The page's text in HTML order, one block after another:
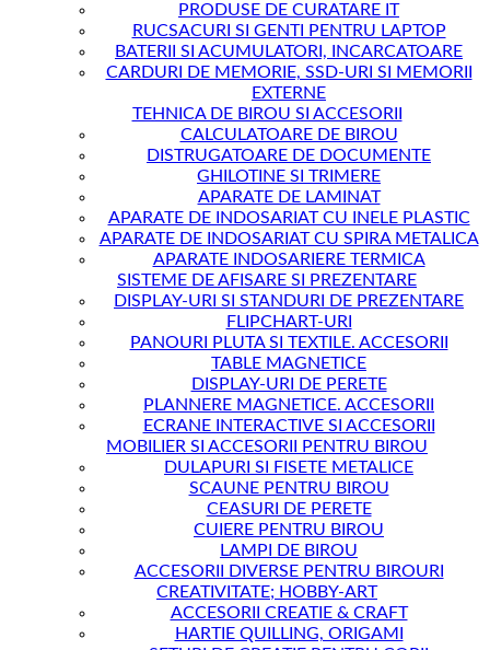
PRODUSE DE CURATARE IT
RUCSACURI SI GENTI PENTRU LAPTOP
BATERII SI ACUMULATORI, INCARCATOARE
CARDURI DE MEMORIE, SSD-URI SI MEMORII
EXTERNE
TEHNICA DE BIROU SI ACCESORII
CALCULATOARE DE BIROU
DISTRUGATOARE DE DOCUMENTE
GHILOTINE SI TRIMERE
APARATE DE LAMINAT
APARATE DE INDOSARIAT CU INELE PLASTIC
APARATE DE INDOSARIAT CU SPIRA METALICA
APARATE INDOSARIERE TERMICA
SISTEME DE AFISARE SI PREZENTARE
DISPLAY-URI SI STANDURI DE PREZENTARE
FLIPCHART-URI
PANOURI PLUTA SI TEXTILE. ACCESORII
TABLE MAGNETICE
DISPLAY-URI DE PERETE
PLANNERE MAGNETICE. ACCESORII
ECRANE INTERACTIVE SI ACCESORII
MOBILIER SI ACCESORII PENTRU BIROU
DULAPURI SI FISETE METALICE
SCAUNE PENTRU BIROU
CEASURI DE PERETE
CUIERE PENTRU BIROU
LAMPI DE BIROU
ACCESORII DIVERSE PENTRU BIROURI
CREATIVITATE; HOBBY-ART
ACCESORII CREATIE & CRAFT
HARTIE QUILLING, ORIGAMI